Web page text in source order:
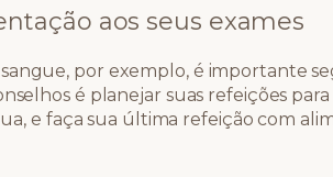
aos seus exames
por exemplo, é importante
é planejar suas refeições
e faça sua última refeição com